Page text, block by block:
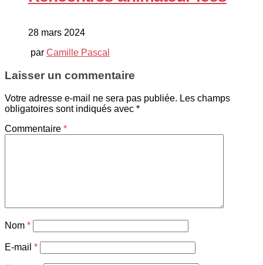
28 mars 2024
par Camille Pascal
Laisser un commentaire
Votre adresse e-mail ne sera pas publiée. Les champs
obligatoires sont indiqués avec *
Commentaire *
Nom *
E-mail *